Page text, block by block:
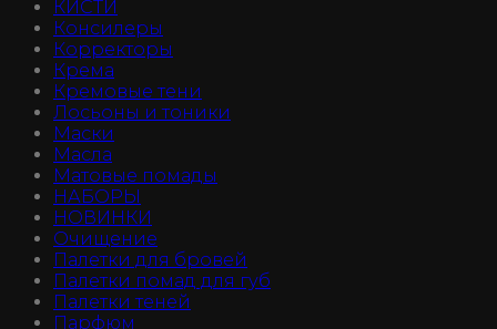
КИСТИ
Консилеры
Корректоры
Крема
Кремовые тени
Лосьоны и тоники
Маски
Масла
Матовые помады
НАБОРЫ
НОВИНКИ
Очищение
Палетки для бровей
Палетки помад для губ
Палетки теней
Парфюм